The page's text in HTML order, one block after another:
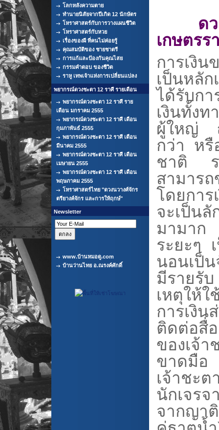
โลกหลังความตาย
ทำนายนิสัยจากปีเกิด 12 นักษัตร
โหราศาสตร์กับการวางแผนชีวิต
โหราศาสตร์กับหวย
เรื่องของผี ที่คนไม่ค่อยรู้
คุณสมบัติของ ชายชาตรี
การแก้และป้องกันคุณไสย
กรรมคำตอบ ของชีวิต
ราหู เทพเจ้าแห่งการเปลี่ยนแปลง
พยากรณ์ดวงชะตา 12 ราศี รายเดือน
พยากรณ์ดวงชะตา 12 ราศี ราย
เดือน มกราคม 2555
พยากรณ์ดวงชะตา 12 ราศี เดือน
กุมภาพันธ์ 2555
พยากรณ์ดวงชะตา 12 ราศี เดือน
มีนาคม 2555
พยากรณ์ดวงชะตา 12 ราศี เดือน
เมษายน 2555
พยากรณ์ดวงชะตา 12 ราศี เดือน
พฤษภาคม 2555
โหราศาสตร์ไทย "ดวงนวางศ์จักร
ตรียางค์จักร และการให้ฤกษ์"
Newsletter
www.บ้านหมอดู.com
บ้านว่านไทย อ.ณรงค์ศักดิ์
ด
เกษตรร
การเงิ
เป็นหลั
ได้รับก
เงินทั้งท
ผู้ใหญ่
กว่า หรื
ชาติ ร
สามาร
โดยการ
จะเป็น
มามาก
ระยะๆ
นอนเป็
มีรายรั
เหตุให้
การเงิน
ติดต่อสื่
ของเจ้า
ขาดมือ
เจ้าชะต
นักเจร
จากญา